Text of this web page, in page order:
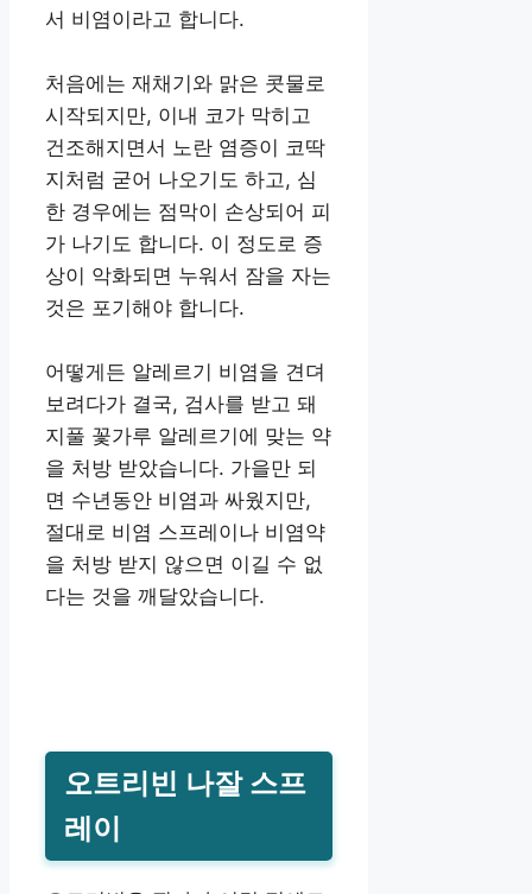
서 비염이라고 합니다.
처음에는 재채기와 맑은 콧물로
시작되지만, 이내 코가 막히고
건조해지면서 노란 염증이 코딱
지처럼 굳어 나오기도 하고, 심
한 경우에는 점막이 손상되어 피
가 나기도 합니다. 이 정도로 증
상이 악화되면 누워서 잠을 자는
것은 포기해야 합니다.
어떻게든 알레르기 비염을 견뎌
보려다가 결국, 검사를 받고 돼
지풀 꽃가루 알레르기에 맞는 약
을 처방 받았습니다. 가을만 되
면 수년동안 비염과 싸웠지만,
절대로 비염 스프레이나 비염약
을 처방 받지 않으면 이길 수 없
다는 것을 깨달았습니다.
오트리빈 나잘 스프
레이